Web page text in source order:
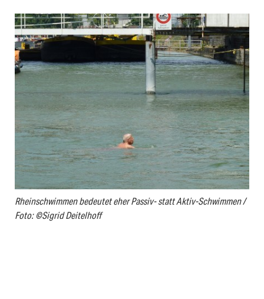
Rheinschwimmen bedeutet eher Passiv- statt Aktiv-Schwimmen /
Foto: ©Sigrid Deitelhoff